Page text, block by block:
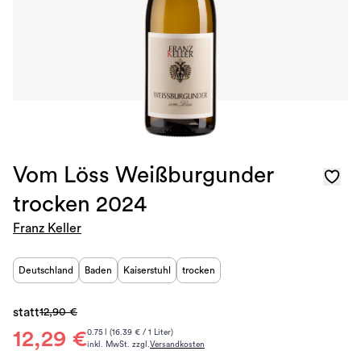
Vom Löss Weißburgunder
trocken 2024
Franz Keller
Deutschland Baden Kaiserstuhl trocken
12,29 €
statt12,90 €
0.75 l (16.39 € / 1 Liter)
inkl. MwSt. zzgl.Versandkosten